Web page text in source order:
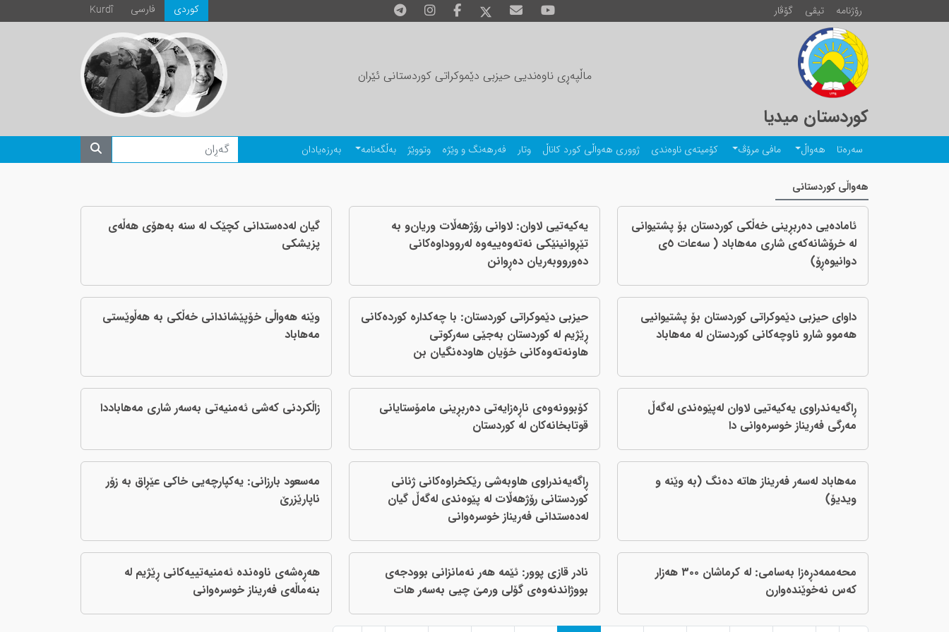
رۆژنامە تیڤی گۆڤار Kurdî فارسی كوردی
کوردستان میدیا
ماڵپەڕی ناوەندیی حیزبی دێموکراتی کوردستانی ئێران
سەرەتا هەواڵ مافی مرۆڤ کۆمیتەی ناوەندی ژووری هەواڵی کورد کاناڵ وتار فەرهەنگ و وێژە وتووێژ بەڵگەنامە بەرزەیادان
هەواڵی کوردستانی
ئاماده‌یی ده‌ربڕینی خه‌ڵکی کوردستان بۆ پشتیوانی
له‌ خرۆشانه‌که‌ی شاری مه‌هاباد ( سه‌عات ٥ی
دوانیوه‌ڕۆ)
یه‌کیه‌تیی لاوان: لاوانی رۆژهەڵات وریان‌و بە
تێڕوانینێکی نەتەوەییه‌وه‌ لەرووداوەکانی
دەورووبەریان دەڕوانن
گیان له‌ده‌ستدانی کچێک له‌ سنه‌ به‌هۆی هه‌ڵه‌ی
پزیشکی
داوای حیزبی دێموکراتی کوردستان بۆ پشتیوانیی
هه‌موو شارو ناوچه‌کانی کوردستان له‌ مه‌هاباد
حیزبی دێموکراتی کوردستان: با چه‌کداره‌ کوردەکانی
ڕێژیم له‌ کوردستان به‌جێی سه‌رکوتی
هاونه‌ته‌وه‌کانی خۆیان هاوده‌نگیان بن
وێنە هەواڵی خۆپێشاندانی خەڵکی بە هەڵوێستی
مەهاباد
ڕاگەیەندراوی یه‌کیه‌تیی لاوان لەپێوەندی لەگەڵ
مەرگی فەریناز خوسرەوانی دا
کۆبوونەوەی ناڕەزایەتی دەربڕینی مامۆستایانی
قوتابخانەکان لە کوردستان
زاڵکردنی که‌شی ئه‌منیه‌تی به‌سه‌ر شاری مه‌هاباددا
مه‌هاباد له‌سه‌ر فه‌ریناز هاته‌ ده‌نگ (بە وێنە و
ویدیۆ)
ڕاگەیەندراوی هاوبەشی رێكخراوەكانی ژنانی
كوردستانی رۆژهەڵات لە پێوەندی لەگەڵ گیان
لەدەستدانی فەریناز خوسرەوانی
مەسعود بارزانی: یەکپارچەیی خاکی عێڕاق بە زۆر
ناپارێزرێ
محەممەدڕەزا بەسامی: له‌ كرماشان ٣٠٠ هەزار
که‌س نەخوێندەوارن
نادر قازی پوور: ئێمە هەر نەمانزانی بوودجەی
بووژاندنەوەی گۆلی ورمێ چیی بەسەر هات
هه‌ڕه‌شه‌ی ناوه‌نده‌ ئه‌منیه‌تییه‌کانی ڕێژیم له‌
بنه‌ماڵه‌ی فه‌ریناز خوسره‌وانی